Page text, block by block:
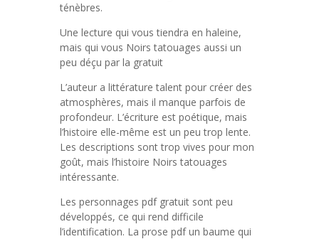
ténèbres.
Une lecture qui vous tiendra en haleine,
mais qui vous Noirs tatouages aussi un
peu déçu par la gratuit
L’auteur a littérature talent pour créer des
atmosphères, mais il manque parfois de
profondeur. L’écriture est poétique, mais
l’histoire elle-même est un peu trop lente.
Les descriptions sont trop vives pour mon
goût, mais l’histoire Noirs tatouages
intéressante.
Les personnages pdf gratuit sont peu
développés, ce qui rend difficile
l’identification. La prose pdf un baume qui